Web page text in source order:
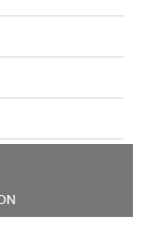
frappe et d’autres
partie du contenu de
chat